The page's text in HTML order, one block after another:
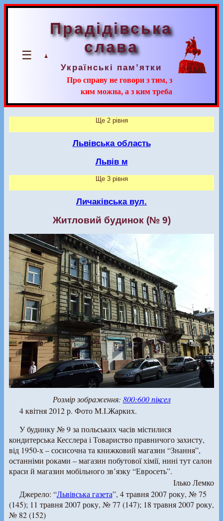
☰
Прадідівська
слава
Українські пам’ятки
Про справу не говори з тим, з
ким можна, а з ким треба
Ще 2 рівня
Львівська область
Львів м
Ще 3 рівня
Личаківська вул.
Житловий будинок (№ 9)
Розмір зображення: 800:600 піксел
4 квітня 2012 р. Фото М.І.Жарких.
У будинку № 9 за польських часів містилися
кондитерська Кесслера і Товариство правничого захисту,
від 1950-х – сосисочна та книжковий магазин “Знання”,
останніми роками – магазин побутової хімії, нині тут салон
краси й магазин мобільного зв’язку “Евросеть”.
Ілько Лемко
Джерело: “Львівська газета”, 4 травня 2007 року, № 75
(145); 11 травня 2007 року, № 77 (147); 18 травня 2007 року,
№ 82 (152)